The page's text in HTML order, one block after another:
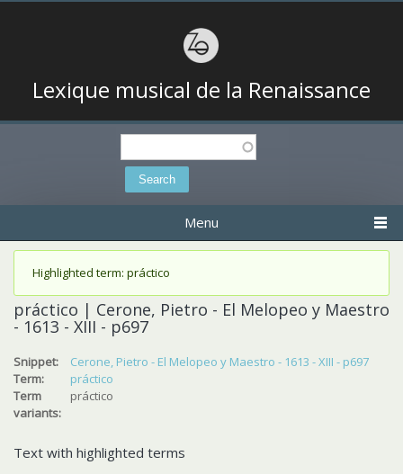
Lexique musical de la Renaissance
Search
Menu
Status message
Highlighted term: práctico
práctico | Cerone, Pietro - El Melopeo y Maestro
- 1613 - XIII - p697
Snippet:
Cerone, Pietro - El Melopeo y Maestro - 1613 - XIII - p697
Term:
práctico
Term
variants:
práctico
Text with highlighted terms